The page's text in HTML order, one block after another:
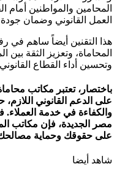
المحامين والمواطنين
العمل القانوني وضمان
هذا التقنين أيضاً ساهم
المحاماة، وتعزيز الثقة بين
وتحسين أداء القطاع
باختصار، تعتبر مكاتب
على الدعم القانوني
والكفاءة في خدمة العملاء.
مصر الجديدة، فإن مكاتب
على حقوقك وحماية
شاهد أيضا